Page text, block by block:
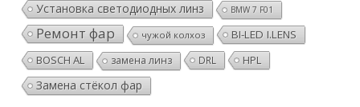
Установка светодиодных линз BMW 7 F01
Ремонт фар чужой колхоз
BI-LED I.LENS
BOSCH AL
замена линз DRL HPL
Замена стёкол фар